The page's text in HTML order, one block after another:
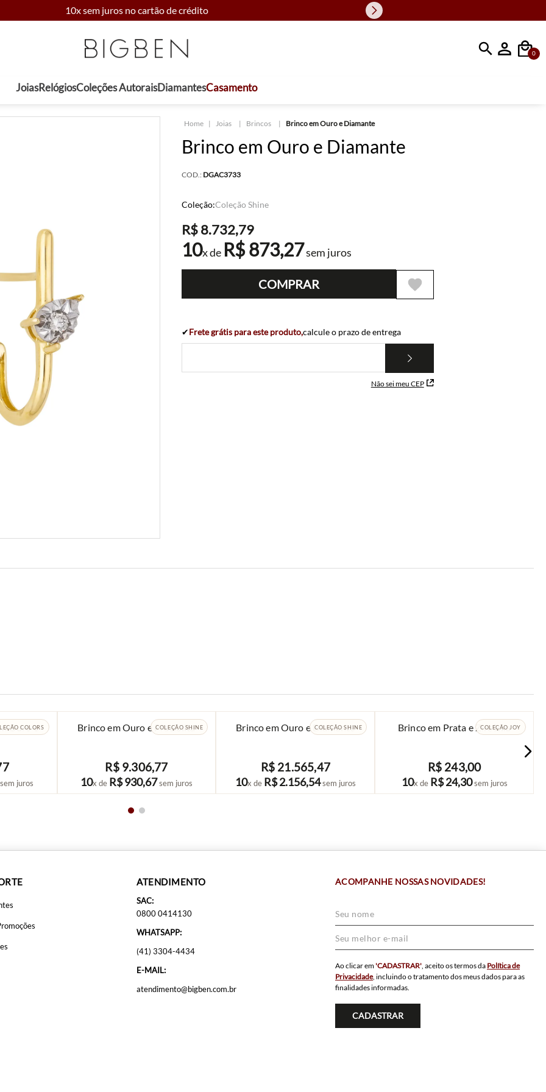
10x sem juros no cartão de crédito
Faça sua busca
0
JoiasRelógiosColeções AutoraisDiamantesCasamento
Joias Brincos Brinco em Ouro e Diamante
Brinco em Ouro e Diamante
COD.: DGAC3733
Coleção:Coleção Shine
R$8.732,79
10x de R$873,27sem juros
COMPRAR
✔Frete grátis para este produto,calcule o prazo de entrega
Não sei meu CEP
COLORS
Ouro e
juros
COLEÇÃO SHINE
Brinco em Ouro e Prasiolita
R$ 9.306,77
10x de R$930,67sem juros
COMPRAR
COLEÇÃO SHINE
Brinco em Ouro e Diamante
R$ 21.565,47
10x de R$2.156,54sem juros
COMPRAR
COLEÇÃO JOY
Brinco em Prata e Zircônia
R$ 243,00
10x de R$ 24,30sem juros
COMPRAR
ATENDIMENTO
SAC:
0800 0414130
WHATSAPP:
(41) 3304-4434
E-MAIL:
atendimento@bigben.com.br
ACOMPANHE NOSSAS NOVIDADES!
Ao clicar em'CADASTRAR', aceito os termos da Política de
Privacidade, incluindo o tratamento dos meus dados para as
finalidades informadas.
CADASTRAR